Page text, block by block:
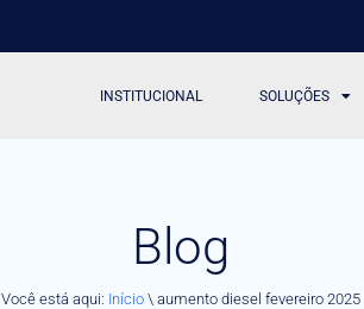
INSTITUCIONAL SOLUÇÕES
Blog
Você está aqui: Início \ aumento diesel fevereiro 2025